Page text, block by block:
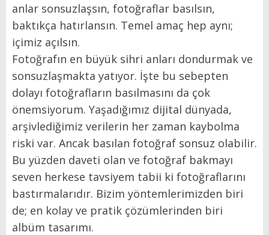
anlar sonsuzlaşsın, fotoğraflar basılsın,
baktıkça hatırlansın. Temel amaç hep aynı;
içimiz açılsın.
Fotoğrafın en büyük sihri anları dondurmak ve
sonsuzlaşmakta yatıyor. İşte bu sebepten
dolayı fotoğrafların basılmasını da çok
önemsiyorum. Yaşadığımız dijital dünyada,
arşivlediğimiz verilerin her zaman kaybolma
riski var. Ancak basılan fotoğraf sonsuz olabilir.
Bu yüzden daveti olan ve fotoğraf bakmayı
seven herkese tavsiyem tabii ki fotoğraflarını
bastırmalarıdır. Bizim yöntemlerimizden biri
de; en kolay ve pratik çözümlerinden biri
albüm tasarımı.